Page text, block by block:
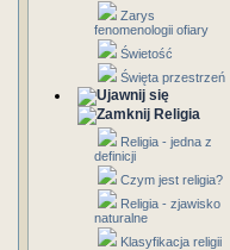
Zarys
fenomenologii ofiary
Świetość
Święta przestrzeń
Religia
Religia - jedna z
definicji
Czym jest religia?
Religia - zjawisko
naturalne
Klasyfikacja religii